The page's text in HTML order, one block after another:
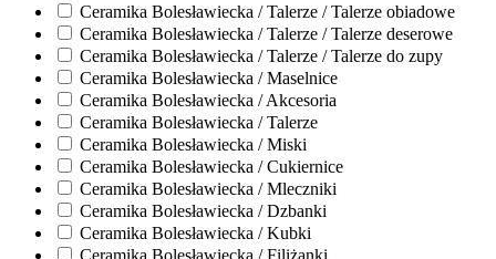
Ceramika Bolesławiecka / Talerze / Talerze obiadowe
Ceramika Bolesławiecka / Talerze / Talerze deserowe
Ceramika Bolesławiecka / Talerze / Talerze do zupy
Ceramika Bolesławiecka / Maselnice
Ceramika Bolesławiecka / Akcesoria
Ceramika Bolesławiecka / Talerze
Ceramika Bolesławiecka / Miski
Ceramika Bolesławiecka / Cukiernice
Ceramika Bolesławiecka / Mleczniki
Ceramika Bolesławiecka / Dzbanki
Ceramika Bolesławiecka / Kubki
Ceramika Bolesławiecka / Filiżanki